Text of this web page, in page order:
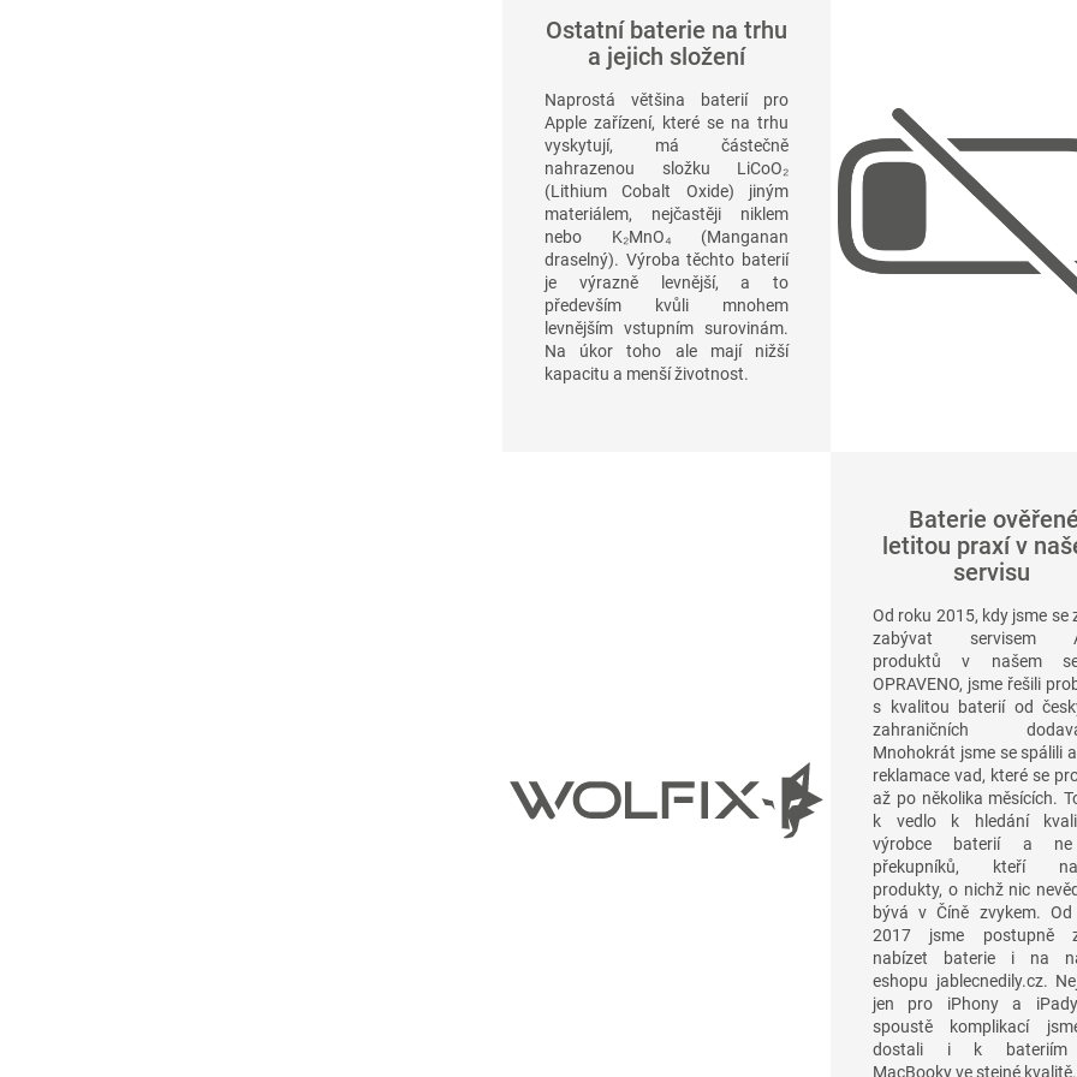
Ostatní baterie na trhu
a jejich složení
Naprostá většina baterií pro
Apple zařízení, které se na trhu
vyskytují, má částečně
nahrazenou složku LiCoO₂
(Lithium Cobalt Oxide) jiným
materiálem, nejčastěji niklem
nebo K₂MnO₄ (Manganan
draselný). Výroba těchto baterií
je výrazně levnější, a to
především kvůli mnohem
levnějším vstupním surovinám.
Na úkor toho ale mají nižší
kapacitu a menší životnost.
Baterie
letitou praxí v
servisu
Od roku 2015, kdy jsme se
zabývat servisem
produktů v našem
OPRAVENO, jsme řešili
s kvalitou baterií od
zahraničních
Mnohokrát jsme se spálili
reklamace vad, které se
až po několika měsících.
k vedlo k hledání
výrobce baterií a
překupníků, kteří
produkty, o nichž nic
bývá v Číně zvykem.
2017 jsme postupně
nabízet baterie i na
eshopu jablecnedily.cz.
jen pro iPhony a
spoustě komplikací
dostali i k bateriím
MacBooky ve stejné kvalitě.